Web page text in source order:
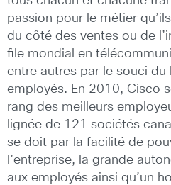
passion pour le métier
du côté des ventes ou de
file mondial en
entre autres par le souci
employés. En 2010, Cisco
rang des meilleurs
lignée de 121 sociétés
se doit par la facilité de
l’entreprise, la grande
aux employés ainsi qu’un